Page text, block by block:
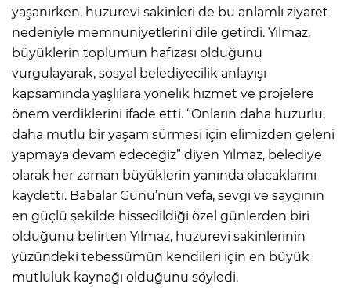
yaşanırken, huzurevi sakinleri de bu anlamlı ziyaret
nedeniyle memnuniyetlerini dile getirdi. Yılmaz,
büyüklerin toplumun hafızası olduğunu
vurgulayarak, sosyal belediyecilik anlayışı
kapsamında yaşlılara yönelik hizmet ve projelere
önem verdiklerini ifade etti. “Onların daha huzurlu,
daha mutlu bir yaşam sürmesi için elimizden geleni
yapmaya devam edeceğiz” diyen Yılmaz, belediye
olarak her zaman büyüklerin yanında olacaklarını
kaydetti. Babalar Günü’nün vefa, sevgi ve saygının
en güçlü şekilde hissedildiği özel günlerden biri
olduğunu belirten Yılmaz, huzurevi sakinlerinin
yüzündeki tebessümün kendileri için en büyük
mutluluk kaynağı olduğunu söyledi.